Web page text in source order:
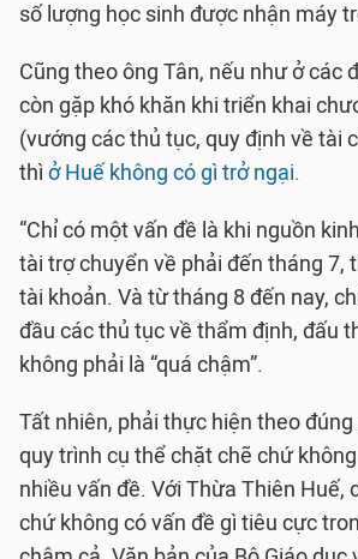
số lượng học sinh được nhận máy
Cũng theo ông Tân, nếu như ở các
còn gặp khó khăn khi triển khai
(vướng các thủ tục, quy định về tài
thì ở Huế không có gì trở ngại.
“Chỉ có một vấn đề là khi nguồn
tài trợ chuyển về phải đến tháng 7,
tài khoản. Và từ tháng 8 đến nay,
đầu các thủ tục về thẩm định, đấu
không phải là “quá chậm”.
Tất nhiên, phải thực hiện theo
quy trình cụ thể chặt chẽ chứ
nhiều vấn đề. Với Thừa Thiên Huế,
chứ không có vấn đề gì tiêu cực